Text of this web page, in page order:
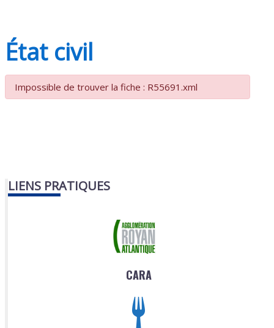
État civil
Impossible de trouver la fiche : R55691.xml
LIENS PRATIQUES
CARA